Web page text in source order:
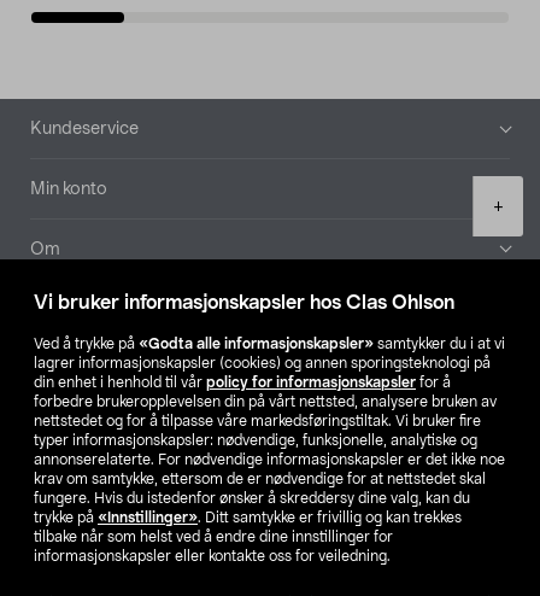
Vi bruker informasjonskapsler hos Clas Ohlson
Ved å trykke på «Godta alle informasjonskapsler» samtykker du i at vi
lagrer informasjonskapsler (cookies) og annen sporingsteknologi på
din enhet i henhold til vår policy for informasjonskapsler for å
forbedre brukeropplevelsen din på vårt nettsted, analysere bruken av
nettstedet og for å tilpasse våre markedsføringstiltak. Vi bruker fire
typer informasjonskapsler: nødvendige, funksjonelle, analytiske og
annonserelaterte. For nødvendige informasjonskapsler er det ikke noe
krav om samtykke, ettersom de er nødvendige for at nettstedet skal
fungere. Hvis du istedenfor ønsker å skreddersy dine valg, kan du
trykke på «Innstillinger». Ditt samtykke er frivillig og kan trekkes
tilbake når som helst ved å endre dine innstillinger for
informasjonskapsler eller kontakte oss for veiledning.
+
Bunntekst
Kundeservice
Min konto
Om
Aktuelt
Våre selskaper
Finn din butikk
SE NO FI